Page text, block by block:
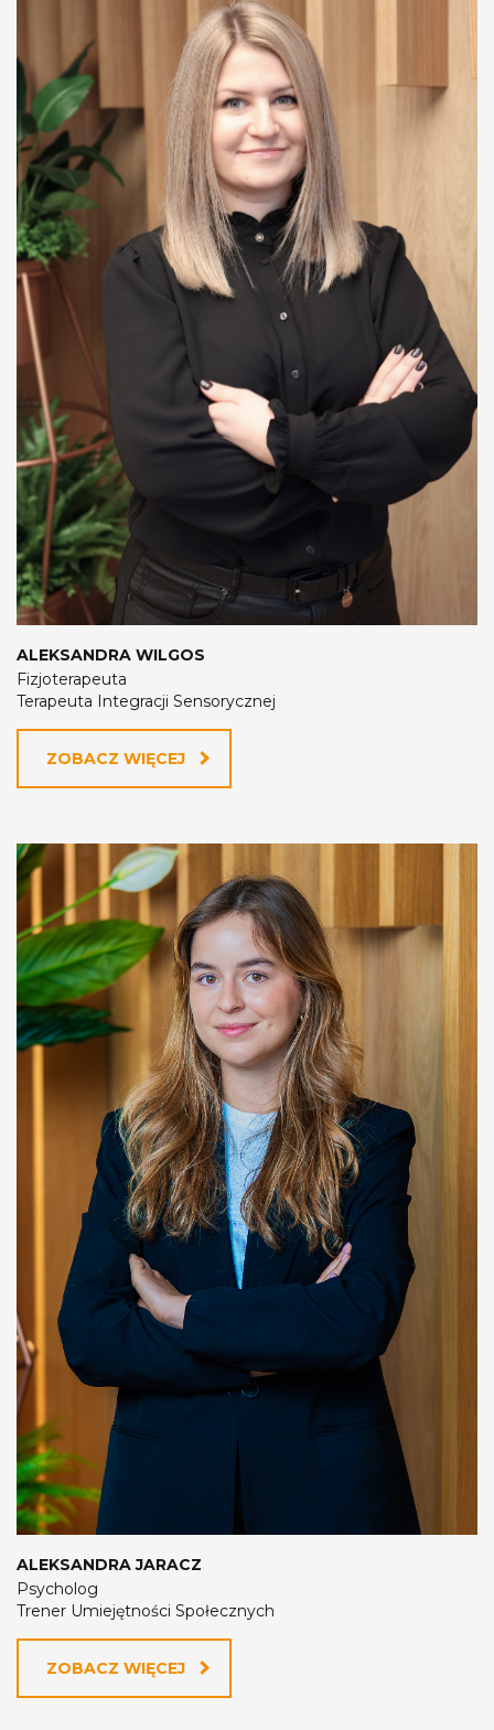
ALEKSANDRA WILGOS
Fizjoterapeuta
Terapeuta Integracji Sensorycznej
ZOBACZ WIĘCEJ
ALEKSANDRA JARACZ
Psycholog
Trener Umiejętności Społecznych
ZOBACZ WIĘCEJ